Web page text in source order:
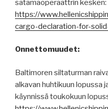
satamaoperaattrin kesken:
https://
cargo-declaration-for-
Onnettomuudet:
Baltimoren siltaturman
alkavan huhtikuun lopussa
käynnissä toukokuun